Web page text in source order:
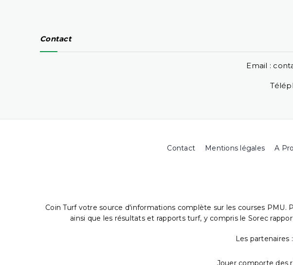
Contact
Email :
Contact Mentions légales A
Coin Turf votre source d'informations complète sur les courses
ainsi que les résultats et rapports turf, y compris le Sorec
Les partenaires :
Jouer comporte des